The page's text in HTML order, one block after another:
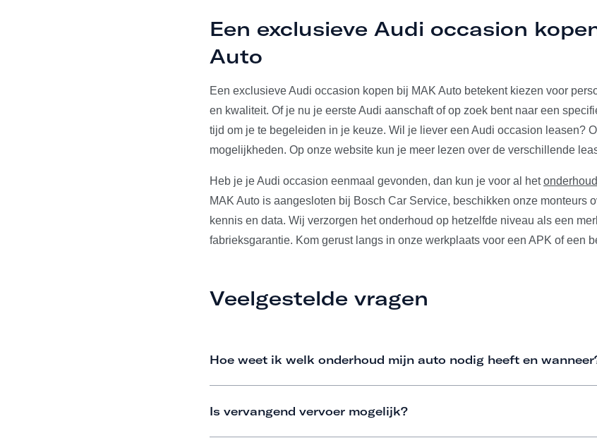
Een exclusieve Audi occasion
Auto
Een exclusieve Audi occasion kopen bij MAK Auto betekent kiezen voor
en kwaliteit. Of je nu je eerste Audi aanschaft of op zoek bent naar een
tijd om je te begeleiden in je keuze. Wil je liever een Audi occasion leasen?
mogelijkheden. Op onze website kun je meer lezen over de verschillende
Heb je je Audi occasion eenmaal gevonden, dan kun je voor al hetonderhoud
MAK Auto is aangesloten bij Bosch Car Service, beschikken onze monteurs
kennis en data. Wij verzorgen het onderhoud op hetzelfde niveau als een
fabrieksgarantie. Kom gerust langs in onze werkplaats voor een APK of een
Veelgestelde vragen
Hoe weet ik welk onderhoud mijn auto nodig heeft en
Is vervangend vervoer mogelijk?